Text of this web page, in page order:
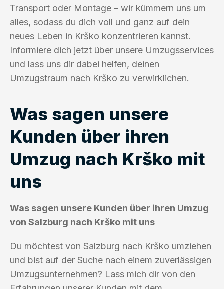
Transport oder Montage – wir kümmern uns um
alles, sodass du dich voll und ganz auf dein
neues Leben in Krško konzentrieren kannst.
Informiere dich jetzt über unsere Umzugsservices
und lass uns dir dabei helfen, deinen
Umzugstraum nach Krško zu verwirklichen.
Was sagen unsere
Kunden über ihren
Umzug nach Krško mit
uns
Was sagen unsere Kunden über ihren Umzug
von Salzburg nach Krško mit uns
Du möchtest von Salzburg nach Krško umziehen
und bist auf der Suche nach einem zuverlässigen
Umzugsunternehmen? Lass mich dir von den